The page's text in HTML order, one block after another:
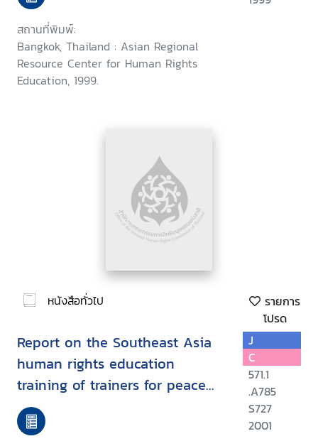
สถานที่พิมพ์:
Bangkok, Thailand : Asian Regional
Resource Center for Human Rights
Education, 1999.
หนังสือทั่วไป
รายการ
โปรด
Report on the Southeast Asia
human rights education
training of trainers for peace
building ; Bangkok, Thailand
October 23-27, 2001
J
C
571.1
.A785
S727
2001